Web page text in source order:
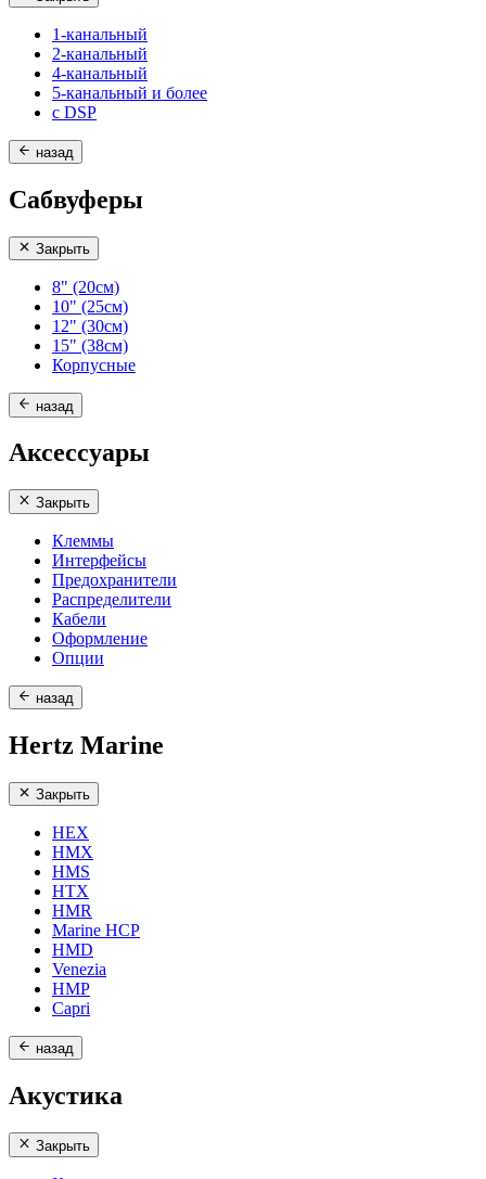
1-канальный
2-канальный
4-канальный
5-канальный и более
с DSP
назад
Сабвуферы
Закрыть
8" (20см)
10" (25см)
12" (30см)
15" (38см)
Корпусные
назад
Аксессуары
Закрыть
Клеммы
Интерфейсы
Предохранители
Распределители
Кабели
Оформление
Опции
назад
Hertz Marine
Закрыть
HEX
HMX
HMS
HTX
HMR
Marine HCP
HMD
Venezia
HMP
Capri
назад
Акустика
Закрыть